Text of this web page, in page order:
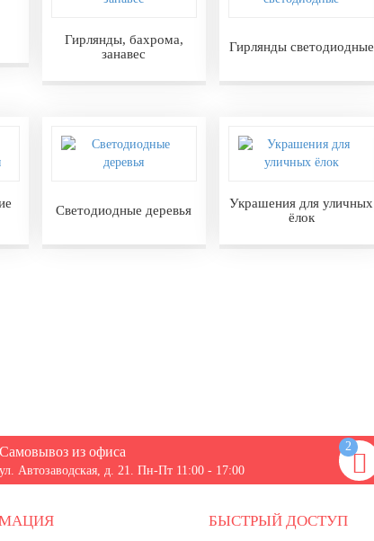
Гирлянды, бахрома,
занавес
Гирлянды светодиодные
Светодиодные деревья
Украшения для уличных
ёлок
Самовывоз из офиса
ул. Автозаводская, д. 21. Пн-Пт 11:00 - 17:00
2
БЫСТРЫЙ ДОСТУП